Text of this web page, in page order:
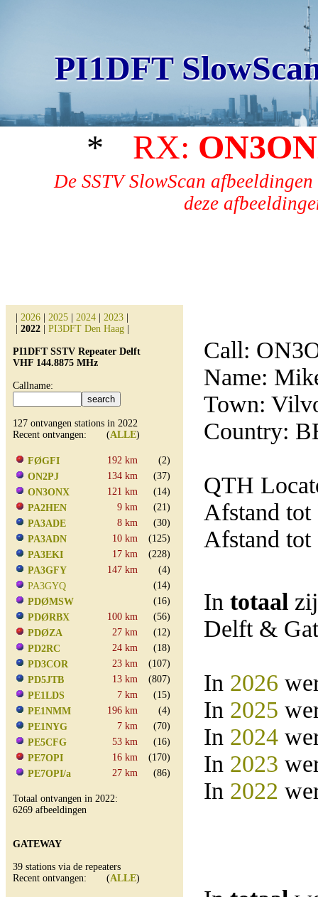
PI1DFT
* RX:
De SSTV SlowScan
deze
2026 2025 2024 2023
2022 PI3DFT Den Haag
PI1DFT SSTV Repeater Delft
VHF 144.8875 MHz
Callname:
127 ontvangen stations in 2022
Recent ontvangen: (ALLE)
FØGFI 192 km
(2)
ON2PJ
134 km
(37)
ON3ONX
121 km
(14)
PA2HEN
9 km
(21)
PA3ADE
8 km
(30)
PA3ADN
10 km
(125)
PA3EKI
17 km
(228)
PA3GFY
147 km
(4)
PA3GYQ
(14)
PDØMSW
(16)
PDØRBX
100 km
(56)
PDØZA
27 km
(12)
PD2RC
24 km
(18)
PD3COR
23 km
(107)
PD5JTB
13 km
(807)
PE1LDS
7 km
(15)
PE1NMM
196 km
(4)
PE1NYG
7 km
(70)
PE5CFG
53 km
(16)
PE7OPI
16 km
(170)
PE7OPI/a
27 km (86)
Totaal ontvangen in 2022:
6269 afbeeldingen
GATEWAY
39 stations via de repeaters
Recent ontvangen: (ALLE)
Call:
Name:
Town:
Country:
QTH
Afstand tot
Afstand tot
In totaal
Delft &
In 2026
In 2025
In 2024
In 2023
In 2022